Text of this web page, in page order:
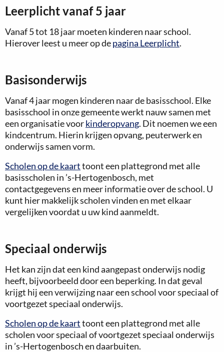
Leerplicht vanaf 5 jaar
Vanaf 5 tot 18 jaar moeten kinderen naar school.
Hierover leest u meer op depagina Leerplicht.
Basisonderwijs
Vanaf 4 jaar mogen kinderen naar de basisschool. Elke
basisschool in onze gemeente werkt nauw samen met
een organisatie voorkinderopvang. Dit noemen we een
kindcentrum. Hierin krijgen opvang, peuterwerk en
onderwijs samen vorm.
Scholen op de kaarttoont een plattegrond met alle
basisscholen in ’s-Hertogenbosch, met
contactgegevens en meer informatie over de school. U
kunt hier makkelijk scholen vinden en met elkaar
vergelijken voordat u uw kind aanmeldt.
Speciaal onderwijs
Het kan zijn dat een kind aangepast onderwijs nodig
heeft, bijvoorbeeld door een beperking. In dat geval
krijgt hij een verwijzing naar een school voor speciaal of
voortgezet speciaal onderwijs.
Scholen op de kaarttoont een plattegrond met alle
scholen voor speciaal of voortgezet speciaal onderwijs
in ’s-Hertogenbosch en daarbuiten.